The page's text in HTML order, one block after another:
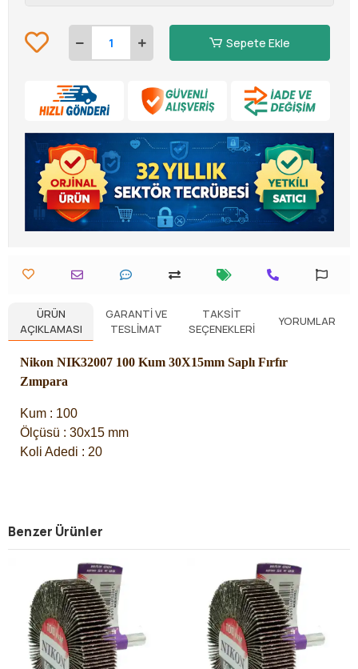
Sepete Ekle
ÜRÜN
AÇIKLAMASI
GARANTI VE
TESLIMAT
TAKSIT
SEÇENEKLERI
YORUMLAR
Nikon NIK32007 100 Kum 30X15mm Saplı Fırfır
Zımpara
Kum : 100
Ölçüsü : 30x15 mm
Koli Adedi : 20
Benzer Ürünler